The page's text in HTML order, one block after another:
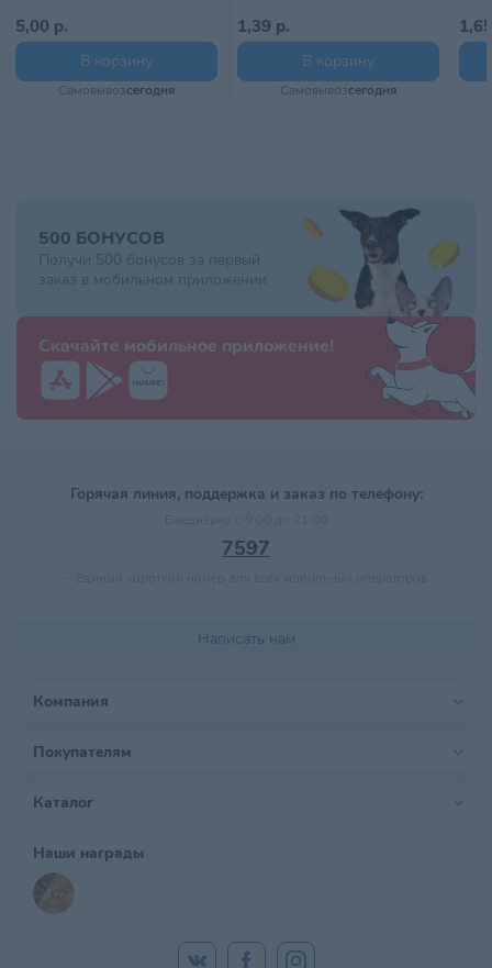
5,00 р.
В корзину
Самовывозсегодня
1,39 р.
В корзину
Самовывозсегодня
500 БОНУСОВ
Получи 500 бонусов за первый
заказ в мобильном приложении
Скачайте мобильное приложение!
Горячая линия, поддержка и заказ по телефону:
7597
Написать нам
Компания
Покупателям
Каталог
Наши награды